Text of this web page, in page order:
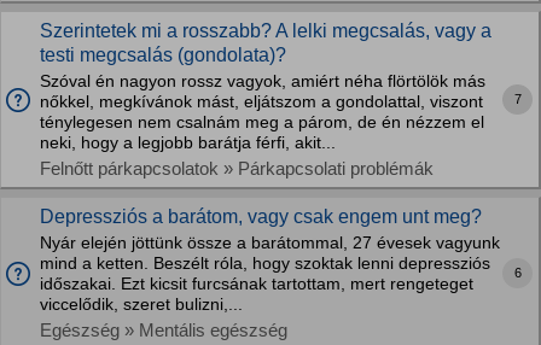
Szerintetek mi a rosszabb? A lelki megcsalás, vagy a
testi megcsalás (gondolata)?
Szóval én nagyon rossz vagyok, amiért néha flörtölök más
nőkkel, megkívánok mást, eljátszom a gondolattal, viszont
ténylegesen nem csalnám meg a párom, de én nézzem el
neki, hogy a legjobb barátja férfi, akit...
Felnőtt párkapcsolatok » Párkapcsolati problémák
7
Depressziós a barátom, vagy csak engem unt meg?
Nyár elején jöttünk össze a barátommal, 27 évesek vagyunk
mind a ketten. Beszélt róla, hogy szoktak lenni depressziós
időszakai. Ezt kicsit furcsának tartottam, mert rengeteget
viccelődik, szeret bulizni,...
Egészség » Mentális egészség
6